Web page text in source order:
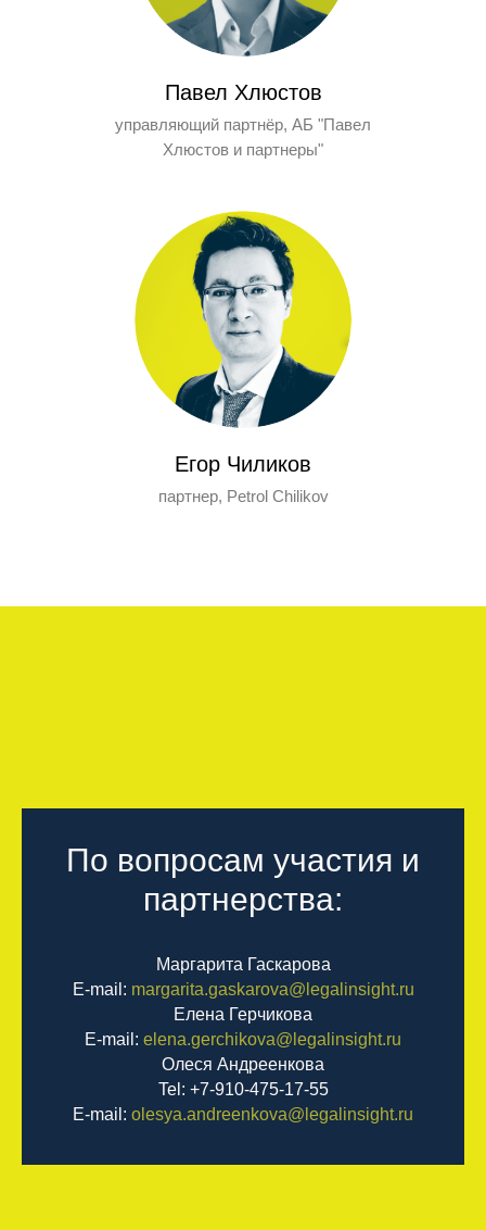
Павел Хлюстов
управляющий партнёр, АБ "Павел
Хлюстов и партнеры"
Егор Чиликов
партнер, Petrol Chilikov
По вопросам участия и
партнерства:
Маргарита Гаскарова
E-mail: margarita.gaskarova@legalinsight.ru
Елена Герчикова
E-mail: elena.gerchikova@legalinsight.ru
Олеся Андреенкова
Tel: +7-910-475-17-55
E-mail: olesya.andreenkova@legalinsight.ru